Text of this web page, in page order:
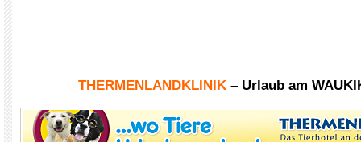
THERMENLANDKLINIK– Urlaub am